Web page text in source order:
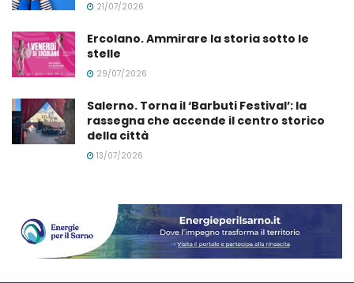
21/07/2026
Ercolano. Ammirare la storia sotto le
stelle
29/07/2026
Salerno. Torna il ‘Barbuti Festival’: la
rassegna che accende il centro storico
della città
13/07/2026